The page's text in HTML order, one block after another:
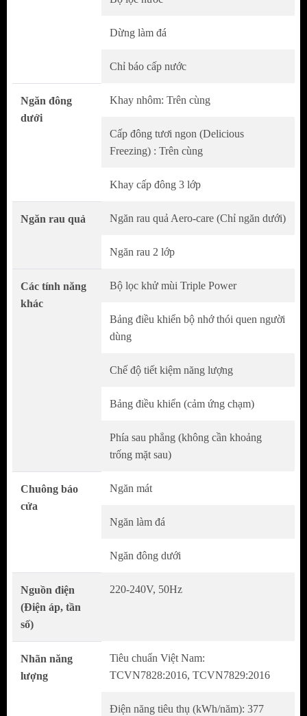
Nhờ đó, thịt, cá và các sản phẩm từ sữa được
giữ tươi ngon và dinh dưỡng tuyệt vời, sẵn
sàng chế biến ngay mà không cần rã đông, dễ
dàng cắt thái, tẩm ướp gia vị.
Hãy ăn uống nhiều dưỡng chất hơn.
Ngăn Chân Không Vacuum Compartment
ngăn chặn quá trình oxy hóa, giữ lại gần như
Dừng làm đá
Chỉ báo cấp nước
Ngăn đông
dưới
Khay nhôm: Trên cùng
Cấp đông tươi ngon (Delicious
Freezing) : Trên cùng
Khay cấp đông 3 lớp
Ngăn rau quả Ngăn rau quả Aero-care (Chỉ ngăn dưới)
Ngăn rau 2 lớp
Các tính năng
khác
Bộ lọc khử mùi Triple Power
Bảng điều khiển bộ nhớ thói quen người
dùng
Chế độ tiết kiệm năng lượng
Bảng điều khiển (cảm ứng chạm)
Phía sau phẳng (không cần khoảng
trống mặt sau)
Chuông báo
cửa
Ngăn mát
Ngăn làm đá
Ngăn đông dưới
Nguồn điện
(Điện áp, tần
số)
220-240V, 50Hz
Nhãn năng
lượng
Tiêu chuẩn Việt Nam:
TCVN7828:2016, TCVN7829:2016
Điện năng tiêu thụ (kWh/năm): 377